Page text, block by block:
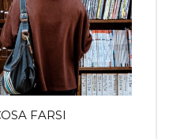
FARSI